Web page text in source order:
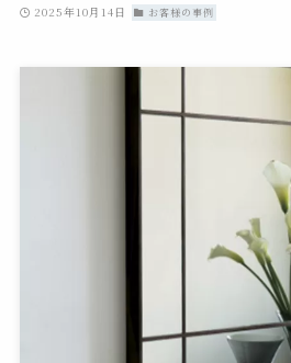
2025年10月14日 お客様の事例